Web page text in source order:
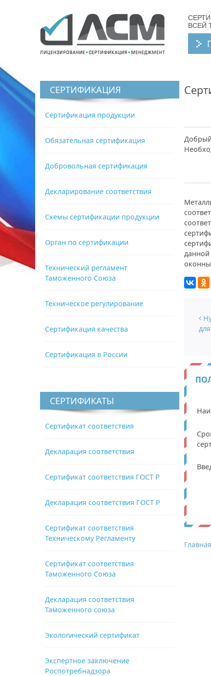
ВСЕЙ
СЕРТИФИКАЦИЯ
Сертификация продукции
Обязательная сертификация
Добровольная сертификация
Декларирование соответствия
Схемы сертификации продукции
Орган по сертификации
Технический регламент
Таможенного Союза
Техническое регулирование
Сертификация качества
Сертификация в России
СЕРТИФИКАТЫ
Сертификат соответствия
Декларация соответствия
Сертификат соответствия ГОСТ Р
Декларация соответствия ГОСТ Р
Сертификат соответствия
Техническому Регламенту
Сертификат соответствия
Таможенного Союза
Декларация соответствия
Таможенного союза
Экологический сертификат
Экспертное заключение
Роспотребнадзора
Главная